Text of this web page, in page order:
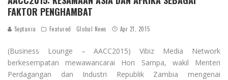
FAKTOR PENGHAMBAT
Septania Featured Global News Apr 21, 2015
(Business Lounge – AACC2015) Vibiz Media Network
berkesempatan mewawancarai Hon Sampa, wakil Menteri
Perdagangan dan Industri Republik Zambia mengenai